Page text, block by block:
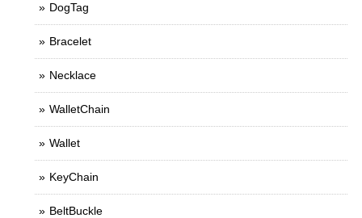
DogTag
Bracelet
Necklace
WalletChain
Wallet
KeyChain
BeltBuckle